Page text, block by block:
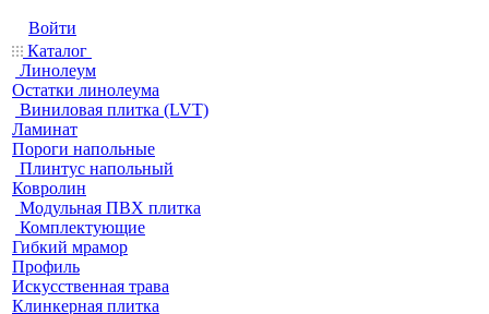
Войти
Каталог
Линолеум
Остатки линолеума
Виниловая плитка (LVT)
Ламинат
Пороги напольные
Плинтус напольный
Ковролин
Модульная ПВХ плитка
Комплектующие
Гибкий мрамор
Профиль
Искусственная трава
Клинкерная плитка